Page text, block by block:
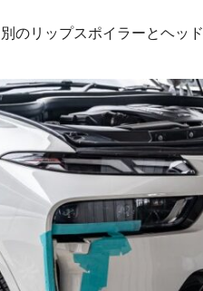
のリップスポイラーとヘッ